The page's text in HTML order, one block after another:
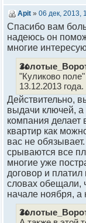
Apit » 06 дек, 2013,
Спасибо вам
надеюсь он
многие
"Куликово
13.12.2013 года.
Действительно,
выдачи ключей,
компания делает
квартир как
вас не
срываются все
многие уже
договор и
словах обещали,
начале ноября, а